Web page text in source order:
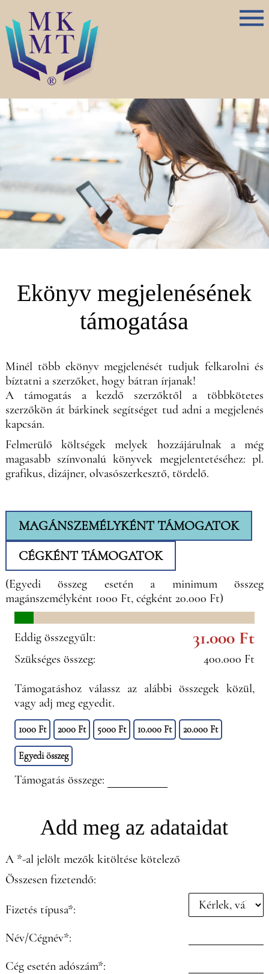
Ekönyv megjelenésének
támogatása
Minél több ekönyv megjelenését tudjuk felkarolni és
bíztatni a szerzőket, hogy bátran írjanak!
A támogatás a kezdő szerzőktől a többkötetes
szerzőkön át bárkinek segítséget tud adni a megjelenés
kapcsán.
Felmerülő költségek melyek hozzájárulnak a még
magasabb színvonalú könyvek megjelentetéséhez: pl.
grafikus, dizájner, olvasószerkesztő, tördelő.
MAGÁNSZEMÉLYKÉNT TÁMOGATOK
CÉGKÉNT TÁMOGATOK
(Egyedi összeg esetén a minimum összeg
magánszemélyként 1000 Ft, cégként 20.000 Ft)
Eddig összegyűlt: 31.000 Ft
Szükséges összeg: 400.000 Ft
Támogatáshoz válassz az alábbi összegek közül,
vagy adj meg egyedit.
1000 Ft 2000 Ft 5000 Ft 10.000 Ft 20.000 Ft
Egyedi összeg
Támogatás összege:
Add meg az adataidat
A *-al jelölt mezők kitöltése kötelező
Összesen fizetendő:
Fizetés típusa*:
Név/Cégnév*:
Cég esetén adószám*: